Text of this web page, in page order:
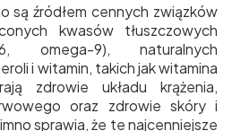
są źródłem cennych związków
kwasów tłuszczowych
omega-9), naturalnych
i witamin, takich jak witamina
zdrowie układu krążenia,
oraz zdrowie skóry i
sprawia, że te najcenniejsze